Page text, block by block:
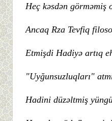
Heç kəsdən görməmiş
Ancaq Rza Tevfiq
Etmişdi Hadiyə artıq
"Uyğunsuzluqları"
Hadini düzəltmiş